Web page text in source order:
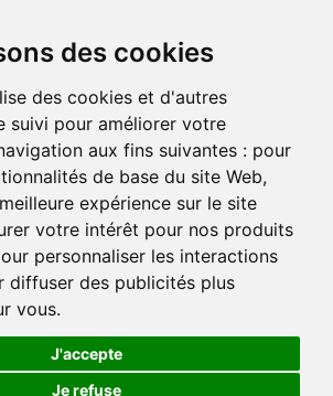
des cookies
des cookies et d'autres
suivi pour améliorer votre
aux fins suivantes : pour
de base du site Web,
expérience sur le site
votre intérêt pour nos produits
personnaliser les interactions
diffuser des publicités plus
vous.
J'accepte
Je refuse